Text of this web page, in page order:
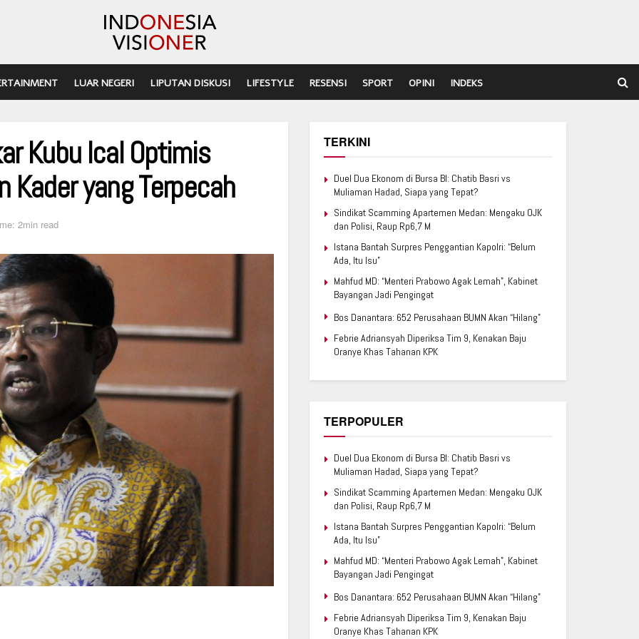
LUAR NEGERI LIPUTAN DISKUSI LIFESTYLE RESENSI SPORT OPINI INDEKS
Kubu Ical Optimis
Kader yang Terpecah
2min read
TERKINI
Duel Dua Ekonom di Bursa BI: Chatib Basri vs
Muliaman Hadad, Siapa yang Tepat?
Sindikat Scamming Apartemen Medan: Mengaku OJK
dan Polisi, Raup Rp6,7 M
Istana Bantah Surpres Penggantian Kapolri: “Belum
Ada, Itu Isu”
Mahfud MD: “Menteri Prabowo Agak Lemah”, Kabinet
Bayangan Jadi Pengingat
Bos Danantara: 652 Perusahaan BUMN Akan “Hilang”
Febrie Adriansyah Diperiksa Tim 9, Kenakan Baju
Oranye Khas Tahanan KPK
TERPOPULER
Duel Dua Ekonom di Bursa BI: Chatib Basri vs
Muliaman Hadad, Siapa yang Tepat?
Sindikat Scamming Apartemen Medan: Mengaku OJK
dan Polisi, Raup Rp6,7 M
Istana Bantah Surpres Penggantian Kapolri: “Belum
Ada, Itu Isu”
Mahfud MD: “Menteri Prabowo Agak Lemah”, Kabinet
Bayangan Jadi Pengingat
Bos Danantara: 652 Perusahaan BUMN Akan “Hilang”
Febrie Adriansyah Diperiksa Tim 9, Kenakan Baju
Oranye Khas Tahanan KPK